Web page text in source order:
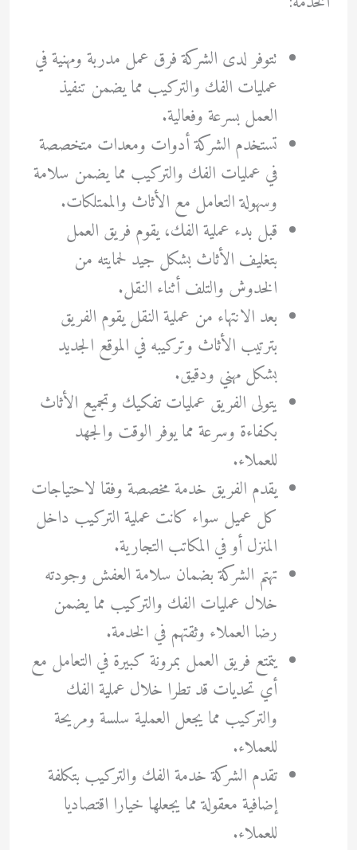
تتوفر لدى الشركة فرق عمل مدربة ومهنية في
عمليات الفك والتركيب مما يضمن تنفيذ
العمل بسرعة وفعالية.
تستخدم الشركة أدوات ومعدات متخصصة
في عمليات الفك والتركيب مما يضمن سلامة
وسهولة التعامل مع الأثاث والممتلكات.
قبل بدء عملية الفك، يقوم فريق العمل
بتغليف الأثاث بشكل جيد لحمايته من
الخدوش والتلف أثناء النقل.
بعد الانتهاء من عملية النقل يقوم الفريق
بترتيب الأثاث وتركيبه في الموقع الجديد
بشكل مهني ودقيق.
يتولى الفريق عمليات تفكيك وتجميع الأثاث
بكفاءة وسرعة مما يوفر الوقت والجهد
للعملاء.
يقدم الفريق خدمة مخصصة وفقا لاحتياجات
كل عميل سواء كانت عملية التركيب داخل
المنزل أو في المكاتب التجارية.
تهتم الشركة بضمان سلامة العفش وجودته
خلال عمليات الفك والتركيب مما يضمن
رضا العملاء وثقتهم في الخدمة.
يتمتع فريق العمل بمرونة كبيرة في التعامل مع
أي تحديات قد تطرا خلال عملية الفك
والتركيب مما يجعل العملية سلسة ومريحة
للعملاء.
تقدم الشركة خدمة الفك والتركيب بتكلفة
إضافية معقولة مما يجعلها خيارا اقتصاديا
للعملاء.